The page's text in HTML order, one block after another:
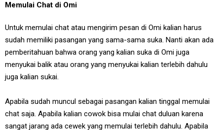
Memulai Chat di Omi
Untuk memulai chat atau mengirim pesan di Omi kalian harus
sudah memiliki pasangan yang sama-sama suka. Nanti akan ada
pemberitahuan bahwa orang yang kalian suka di Omi juga
menyukai balik atau orang yang menyukai kalian terlebih dahulu
juga kalian sukai.
Apabila sudah muncul sebagai pasangan kalian tinggal memulai
chat saja. Apabila kalian cowok bisa mulai chat duluan karena
sangat jarang ada cewek yang memulai terlebih dahulu. Apabila